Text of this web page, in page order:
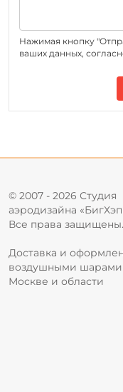
Нажимая кнопку
ваших данных,
© 2007 - 2026 Студия
аэродизайна
Все права защищены.
Доставка и
воздушными шарами
Москве и области